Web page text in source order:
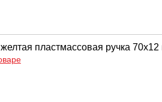
пластмассовая ручка